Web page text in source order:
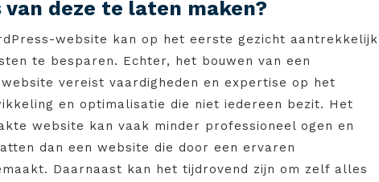
deze te laten maken?
website kan op het eerste gezicht aantrekkelijk
te besparen. Echter, het bouwen van een
vereist vaardigheden en expertise op het
en optimalisatie die niet iedereen bezit. Het
website kan vaak minder professioneel ogen en
dan een website die door een ervaren
Daarnaast kan het tijdrovend zijn om zelf alles